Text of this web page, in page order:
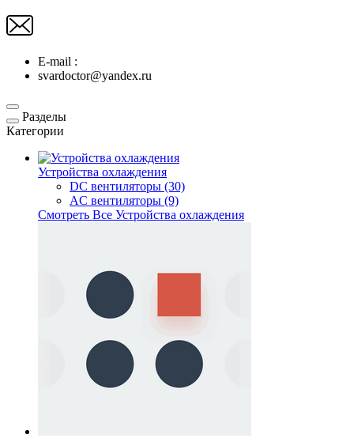
E-mail :
svardoctor@yandex.ru
Разделы
Категории
Устройства охлаждения
DC вентиляторы (30)
AC вентиляторы (9)
Смотреть Все Устройства охлаждения